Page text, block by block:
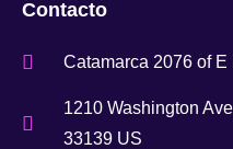
Contacto
Catamarca 2076 of
1210 Washington
33139 US